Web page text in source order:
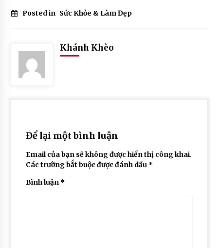
Posted in Sức Khỏe & Làm Đẹp
Khánh Khèo
Để lại một bình luận
Email của bạn sẽ không được hiển thị công khai.
Các trường bắt buộc được đánh dấu *
Bình luận *